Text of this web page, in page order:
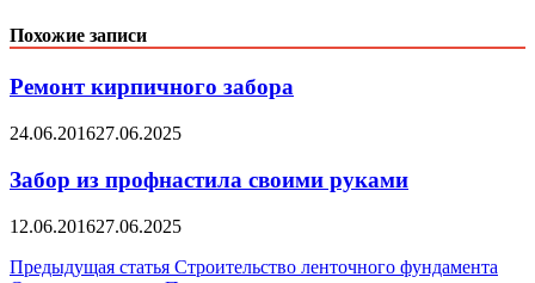
Похожие записи
Ремонт кирпичного забора
24.06.201627.06.2025
Забор из профнастила своими руками
12.06.201627.06.2025
Навигация
Предыдущая статья Строительство ленточного фундамента